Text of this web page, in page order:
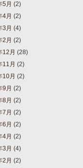
5月 (2)
4月 (2)
3月 (4)
2月 (2)
12月 (28)
11月 (2)
10月 (2)
9月 (2)
8月 (2)
7月 (2)
6月 (2)
4月 (2)
3月 (4)
2月 (2)